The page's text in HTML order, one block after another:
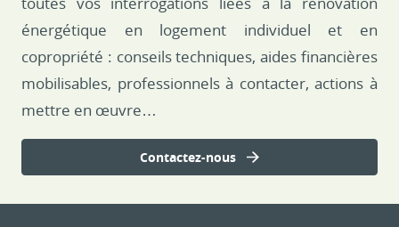
énergétique en logement individuel et en
copropriété : conseils techniques, aides financières
mobilisables, professionnels à contacter, actions à
mettre en œuvre…
Contactez-nous